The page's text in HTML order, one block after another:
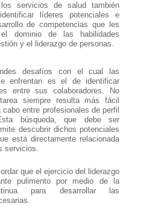
servicios de salud también
líderes potenciales e
de competencias que les
dominio de las habilidades
y el liderazgo de personas.
desafíos con el cual las
enfrentan es el de identificar
entre sus colaboradores. No
siempre resulta más fácil
entre profesionales de perfil
búsqueda, que debe ser
descubrir dichos potenciales
está directamente relacionada
servicios.
que el ejercicio del liderazgo
pulimento por medio de la
para desarrollar las